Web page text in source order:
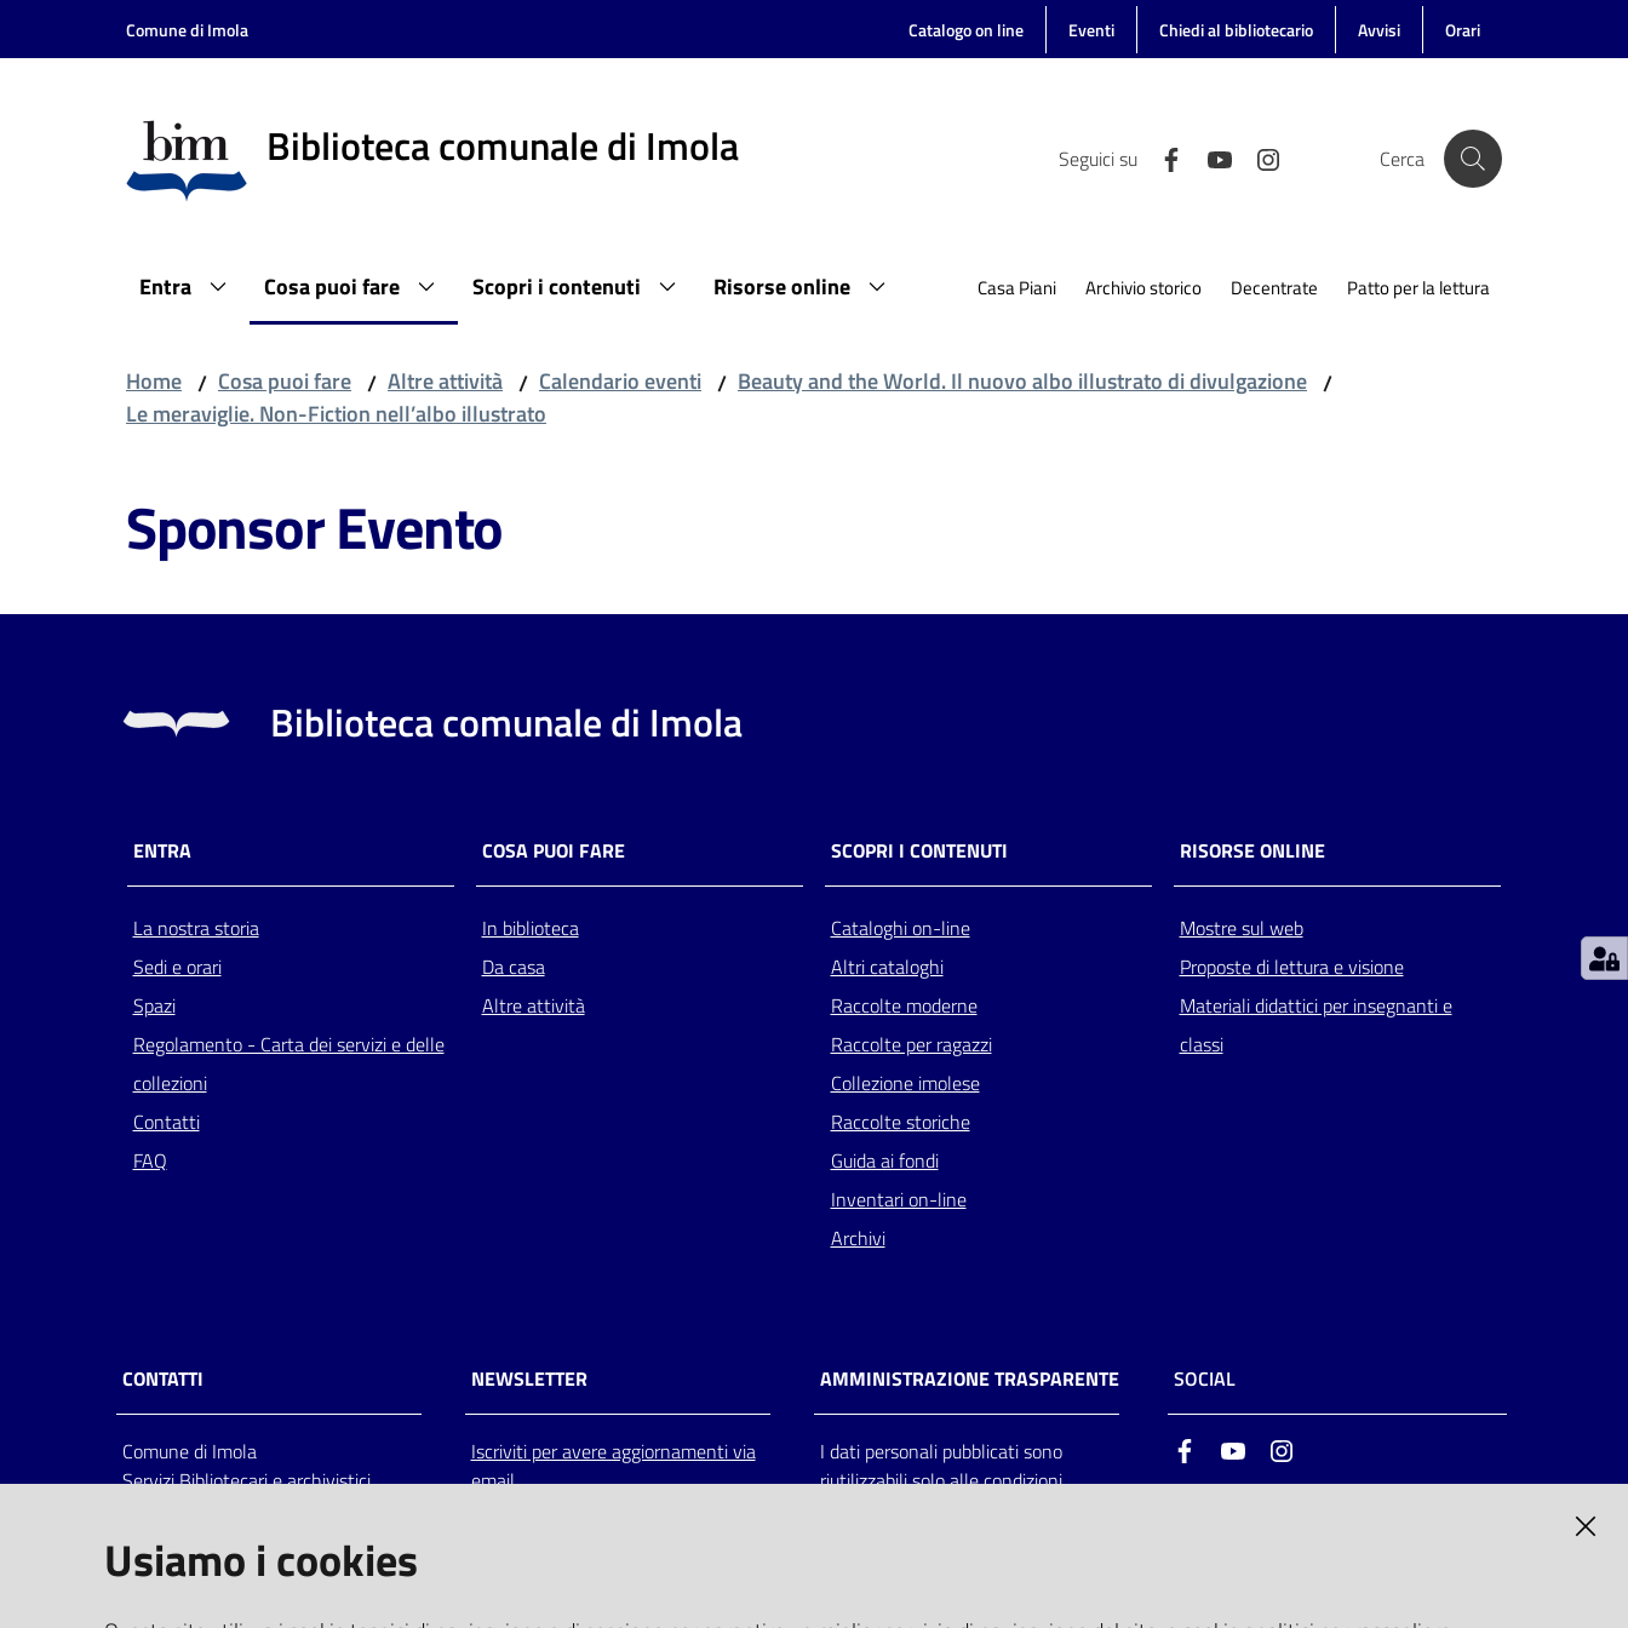
Vai al contenuto
Vai alla navigazione
Comune di Imola Catalogo on line Eventi Chiedi al bibliotecario Avvisi Orari
Biblioteca comunale di Imola Seguici su Cerca
Entra Cosa puoi fare Scopri i contenuti Risorse online Casa Piani Archivio storico Decentrate Patto per la lettura
Home / Cosa puoi fare / Altre attività / Calendario eventi / Beauty and the World. Il nuovo albo illustrato di divulgazione /
Le meraviglie. Non-Fiction nell’albo illustrato
Sponsor Evento
Biblioteca comunale di Imola
ENTRA
La nostra storia
Sedi e orari
Spazi
Regolamento - Carta dei servizi e delle
collezioni
Contatti
FAQ
COSA PUOI FARE
In biblioteca
Da casa
Altre attività
SCOPRI I CONTENUTI
Cataloghi on-line
Altri cataloghi
Raccolte moderne
Raccolte per ragazzi
Collezione imolese
Raccolte storiche
Guida ai fondi
Inventari on-line
Archivi
RISORSE ONLINE
Mostre sul web
Proposte di lettura e visione
Materiali didattici per insegnanti e
classi
CONTATTI
Comune di Imola
Servizi Bibliotecari e archivistici
Italia
centralino: tel 0542.6026.36 fax
NEWSLETTER
Iscriviti per avere aggiornamenti via
email
AMMINISTRAZIONE TRASPARENTE
I dati personali pubblicati sono
riutilizzabili solo alle condizioni
SOCIAL
FacebookYoutube
Usiamo i cookies